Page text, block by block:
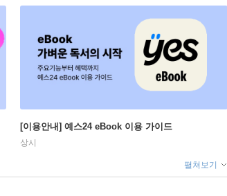
[이용안내] 예스24 eBook 이용 가이드
상시
펼쳐보기